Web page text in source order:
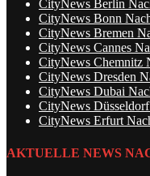
CityNews Berlin
CityNews Bonn
CityNews Bremen
CityNews Cannes
CityNews Chemnitz
CityNews Dresden
CityNews Dubai
CityNews
CityNews Erfurt
AKTUELLE NEWS